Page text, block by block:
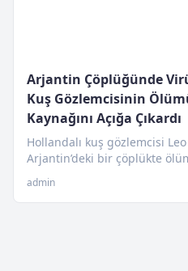
Arjantin Çöplüğünde
Kuş Gözlemcisinin
Kaynağını Açığa Çıkardı
Hollandalı kuş gözlemcisi
Arjantin’deki bir çöplükte
admin